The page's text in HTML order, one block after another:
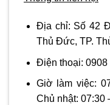
Địa chỉ: Số 42
Thủ Đức, TP.
Điện thoại: 0908
Giờ làm việc:
Chủ nhật: 07:30